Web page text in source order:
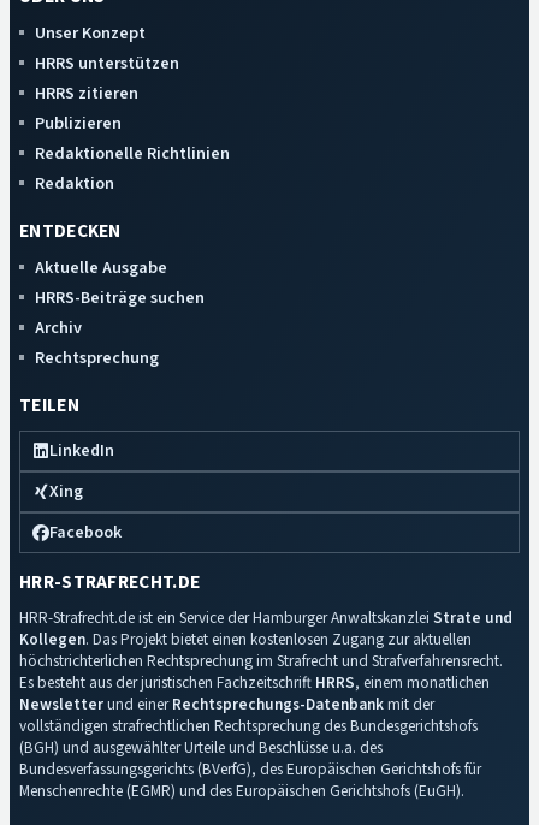
Unser Konzept
HRRS unterstützen
HRRS zitieren
Publizieren
Redaktionelle Richtlinien
Redaktion
ENTDECKEN
Aktuelle Ausgabe
HRRS-Beiträge suchen
Archiv
Rechtsprechung
TEILEN
LinkedIn
Xing
Facebook
HRR-STRAFRECHT.DE
HRR-Strafrecht.de ist ein Service der Hamburger Anwaltskanzlei Strate und
Kollegen. Das Projekt bietet einen kostenlosen Zugang zur aktuellen
höchstrichterlichen Rechtsprechung im Strafrecht und Strafverfahrensrecht.
Es besteht aus der juristischen Fachzeitschrift HRRS, einem monatlichen
Newsletterund einerRechtsprechungs-Datenbankmit der
vollständigen strafrechtlichen Rechtsprechung des Bundesgerichtshofs
(BGH) und ausgewählter Urteile und Beschlüsse u.a. des
Bundesverfassungsgerichts (BVerfG), des Europäischen Gerichtshofs für
Menschenrechte (EGMR) und des Europäischen Gerichtshofs (EuGH).